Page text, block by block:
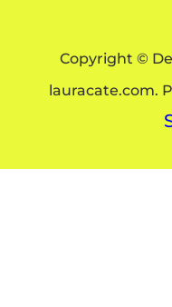
Copyright ©
lauracate.com.